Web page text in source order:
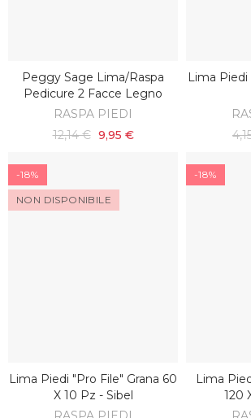
SCOPRI
Peggy Sage Lima/raspa
Pedicure 2 Facce Legno
RASPA PIEDI
12,14 € 9,95 €
Lima
-18%
NON DISPONIBILE
SCOPRI
Lima Piedi "pro File" Grana 60
X 10 Pz - Sibel
-18%
Lima
120